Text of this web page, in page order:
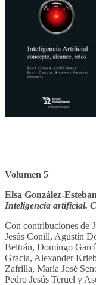
Volumen 5
Elsa González-
Inteligencia artificial.
Con contribuciones de
Jesús Conill, Agustín
Beltrán, Domingo
Gracia, Alexander
Zafrilla, María José
Pedro Jesús Teruel y